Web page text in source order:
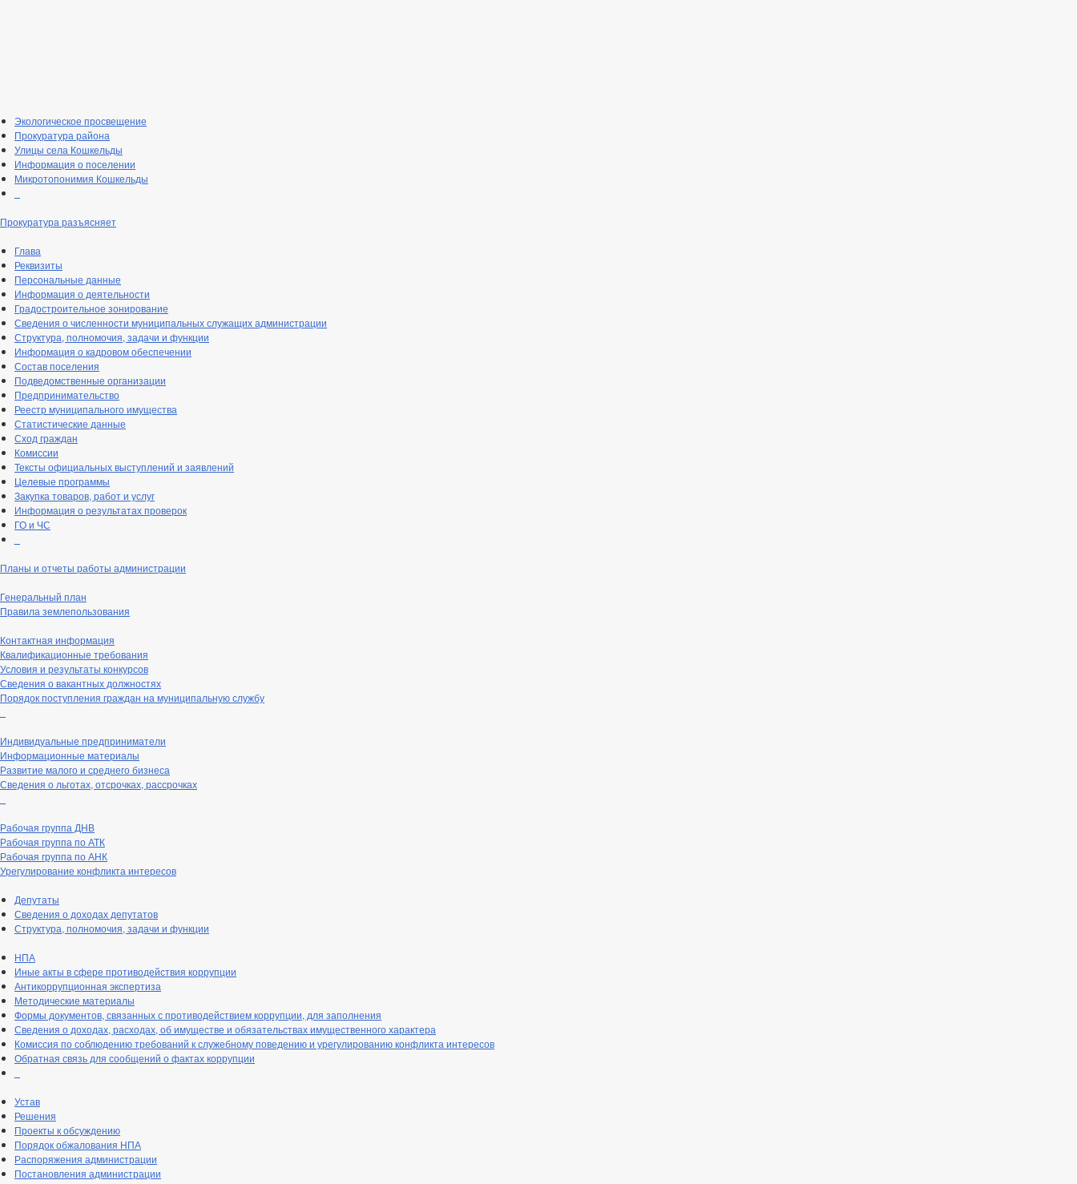
Экологическое просвещение
Прокуратура района
Улицы села Кошкельды
Информация о поселении
Микротопонимия Кошкельды
Прокуратура разъясняет
Глава
Реквизиты
Персональные данные
Информация о деятельности
Градостроительное зонирование
Сведения о численности муниципальных служащих администрации
Структура, полномочия, задачи и функции
Информация о кадровом обеспечении
Состав поселения
Подведомственные организации
Предпринимательство
Реестр муниципального имущества
Статистические данные
Сход граждан
Комиссии
Тексты официальных выступлений и заявлений
Целевые программы
Закупка товаров, работ и услуг
Информация о результатах проверок
ГО и ЧС
Планы и отчеты работы администрации
Генеральный план
Правила землепользования
Контактная информация
Квалификационные требования
Условия и результаты конкурсов
Сведения о вакантных должностях
Порядок поступления граждан на муниципальную службу
Индивидуальные предприниматели
Информационные материалы
Развитие малого и среднего бизнеса
Сведения о льготах, отсрочках, рассрочках
Рабочая группа ДНВ
Рабочая группа по АТК
Рабочая группа по АНК
Урегулирование конфликта интересов
Депутаты
Сведения о доходах депутатов
Структура, полномочия, задачи и функции
НПА
Иные акты в сфере противодействия коррупции
Антикоррупционная экспертиза
Методические материалы
Формы документов, связанных с противодействием коррупции, для заполнения
Сведения о доходах, расходах, об имуществе и обязательствах имущественного характера
Комиссия по соблюдению требований к служебному поведению и урегулированию конфликта интересов
Обратная связь для сообщений о фактах коррупции
Устав
Решения
Проекты к обсуждению
Порядок обжалования НПА
Распоряжения администрации
Постановления администрации